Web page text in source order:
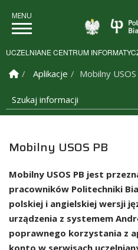
UCZELNIANE CENTRUM
Strona Główna
Aplikacje
Mobilny
Szukaj informacji
Mobilny USOS PB
Mobilny USOS PB jest
pracowników Politechniki
polskiej i angielskiej wersji
urządzenia z systemem
poprawnego korzystania z
konto w serwisach